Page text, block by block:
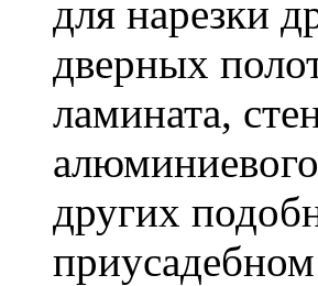
для нарезки
дверных
ламината,
других
приусадебном